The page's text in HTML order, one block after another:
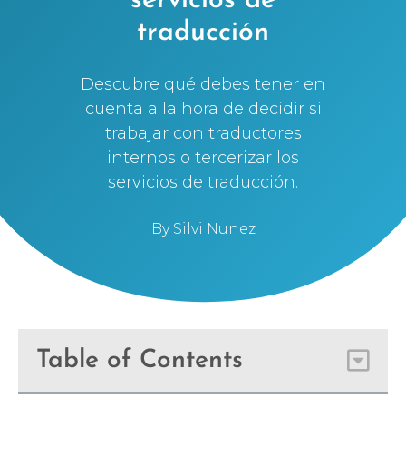
traducción
Descubre qué debes tener en
cuenta a la hora de decidir si
trabajar con traductores
internos o tercerizar los
servicios de traducción.
BySilvi Nunez
Table of Contents